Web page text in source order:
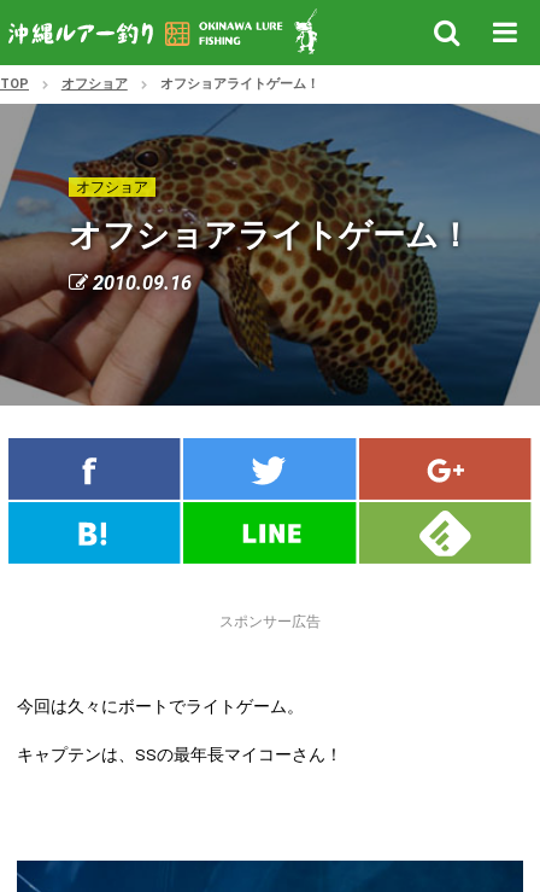
TOP オフショア オフショアライトゲーム！
オフショア
オフショアライトゲーム！
2010.09.16
スポンサー広告
今回は久々にボートでライトゲーム。
キャプテンは、 SSの最年長マイコーさん ！